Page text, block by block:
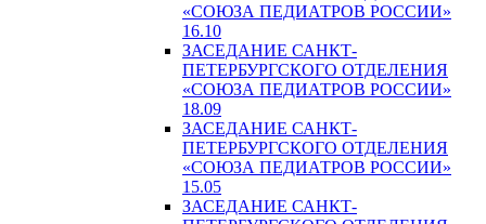
«СОЮЗА ПЕДИАТРОВ РОССИИ»
16.10
ЗАСЕДАНИЕ САНКТ-
ПЕТЕРБУРГСКОГО ОТДЕЛЕНИЯ
«СОЮЗА ПЕДИАТРОВ РОССИИ»
18.09
ЗАСЕДАНИЕ САНКТ-
ПЕТЕРБУРГСКОГО ОТДЕЛЕНИЯ
«СОЮЗА ПЕДИАТРОВ РОССИИ»
15.05
ЗАСЕДАНИЕ САНКТ-